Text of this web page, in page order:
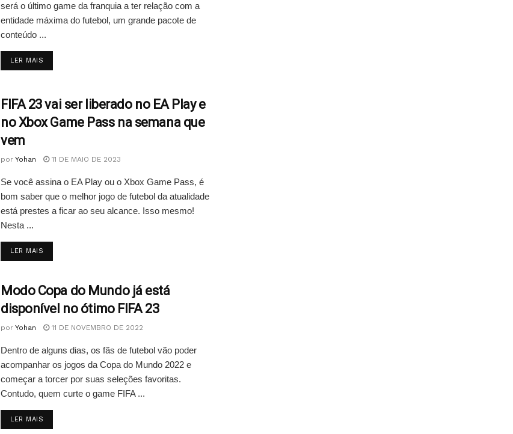
será o último game da franquia a ter relação com a
entidade máxima do futebol, um grande pacote de
conteúdo ...
LER MAIS
FIFA 23 vai ser liberado no EA Play e
no Xbox Game Pass na semana que
vem
por Yohan 11 DE MAIO DE 2023
Se você assina o EA Play ou o Xbox Game Pass, é
bom saber que o melhor jogo de futebol da atualidade
está prestes a ficar ao seu alcance. Isso mesmo!
Nesta ...
LER MAIS
Modo Copa do Mundo já está
disponível no ótimo FIFA 23
por Yohan 11 DE NOVEMBRO DE 2022
Dentro de alguns dias, os fãs de futebol vão poder
acompanhar os jogos da Copa do Mundo 2022 e
começar a torcer por suas seleções favoritas.
Contudo, quem curte o game FIFA ...
LER MAIS